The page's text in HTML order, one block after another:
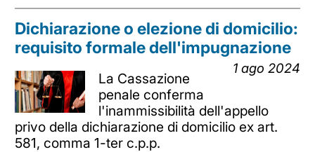
Dichiarazione o elezione di domicilio:
requisito formale dell'impugnazione
1 ago 2024
La Cassazione
penale conferma
l'inammissibilità dell'appello
privo della dichiarazione di domicilio ex art.
581, comma 1-ter c.p.p.